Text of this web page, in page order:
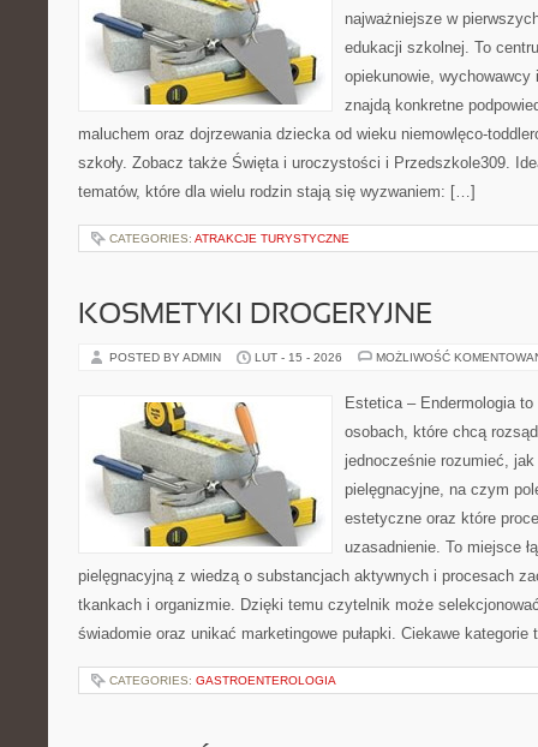
najważniejsze w
edukacji szkolnej. To
opiekunowie,
znajdą konkretne
maluchem oraz dojrzewania dziecka od wieku niemowlęco-
szkoły. Zobacz także Święta i uroczystości i Przedszkole309.
tematów, które dla wielu rodzin stają się wyzwaniem: […]
CATEGORIES: ATRAKCJE TURYSTYCZNE
KOSMETYKI DROGERYJNE
POSTED BY ADMIN LUT - 15 - 2026 MOŻLIWOŚĆ
Estetica – Endermologia
osobach, które chcą
jednocześnie rozumieć, jak
pielęgnacyjne, na czym
estetyczne oraz które
uzasadnienie. To miejsce
pielęgnacyjną z wiedzą o substancjach aktywnych i procesach
tkankach i organizmie. Dzięki temu czytelnik może
świadomie oraz unikać marketingowe pułapki. Ciekawe
CATEGORIES: GASTROENTEROLOGIA